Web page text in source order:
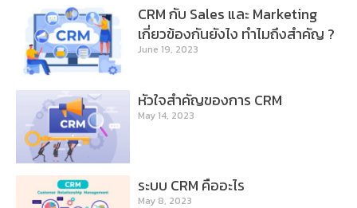
CRM กับ Sales และ Marketing
เกี่ยวข้องกันยังไง ทำไมถึงสำคัญ ?
June 19, 2023
หัวใจสำคัญของการ CRM
May 14, 2023
ระบบ CRM คืออะไร
May 8, 2023